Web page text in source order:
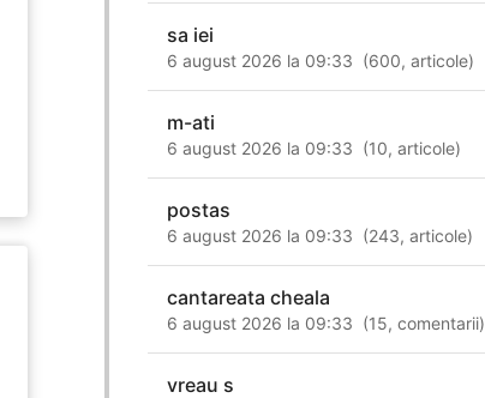
sa iei
6 august 2026 la 09:33 (600,articole)
m-ati
6 august 2026 la 09:33 (10,articole)
postas
6 august 2026 la 09:33 (243,articole)
cantareata cheala
6 august 2026 la 09:33 (15,comentarii)
vreau s